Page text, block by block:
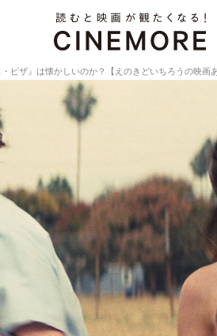
ピザ』は懐かしいのか？【えのきどいちろうの映画